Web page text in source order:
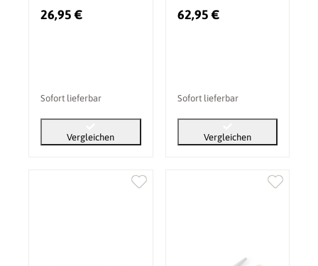
250KM & HEAT 600C
26,95 €
Sofort lieferbar
Vergleichen
Calciumsilikat
Kaminbauplatte
62,95 €
Sofort lieferbar
Vergleichen